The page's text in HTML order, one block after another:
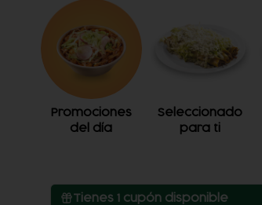
Promociones
del día
Seleccionado
para ti
Tienes 1 cupón disponible